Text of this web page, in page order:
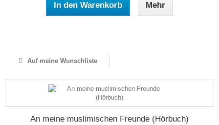
In den Warenkorb Mehr
Auf meine Wunschliste
An meine muslimischen Freunde (Hörbuch)